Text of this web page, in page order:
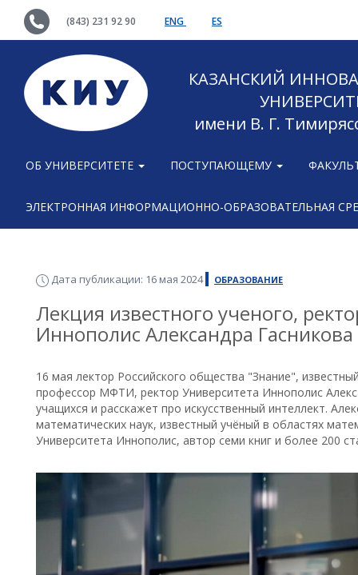
(843) 231 92 90 ENG ES
КАЗАНСКИЙ
имени В. Г.
ОБ УНИВЕРСИТЕТЕ ПОСТУПАЮЩЕМУ
ЭЛЕКТРОННАЯ ИНФОРМАЦИОННО-ОБРАЗОВАТЕЛЬНАЯ
Дата публикации: 16 мая 2024 ОБРАЗОВАНИЕ
Лекция известного ученого,
Иннополис Александра Гасникова
16 мая лектор Российского общества "Знание",
профессор МФТИ, ректор Университета Иннополис
учащихся и расскажет про искусственный интеллект.
математических наук, известный учёный в областях
Университета Иннополис, автор семи книг и более 200